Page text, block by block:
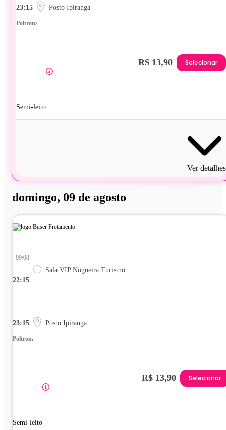
23:15 Posto Ipiranga
Poltrona
Semi-leito
R$ 13,90 Selecionar
Ver detalhes
domingo, 09 de agosto
22:15
09/08
Sala VIP Nogueira Turismo
23:15 Posto Ipiranga
Poltrona
Semi-leito
R$ 13,90 Selecionar